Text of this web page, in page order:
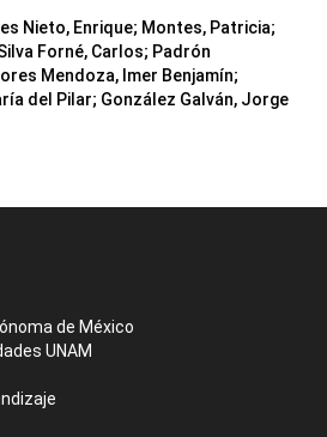
Nieto, Enrique; Montes, Patricia;
Forné, Carlos; Padrón
Mendoza, Imer Benjamín;
del Pilar; González Galván, Jorge
de México
UNAM